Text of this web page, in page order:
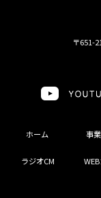
〒651-
ホーム 事
ラジオCM